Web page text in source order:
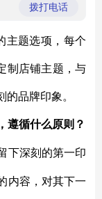
拨打电话
主题选项，每个
制店铺主题，与
品牌印象。
循什么原则？
下深刻的第一印
内容，对其下一